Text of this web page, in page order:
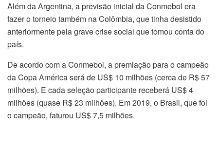
Além da Argentina, a previsão inicial da Conmebol era
fazer o torneio também na Colômbia, que tinha desistido
anteriormente pela grave crise social que tomou conta do
país.
De acordo com a Conmebol, a premiação para o campeão
da Copa América será de US$ 10 milhões (cerca de R$ 57
milhões). E cada seleção participante receberá US$ 4
milhões (quase R$ 23 milhões). Em 2019, o Brasil, que foi
o campeão, faturou US$ 7,5 milhões.